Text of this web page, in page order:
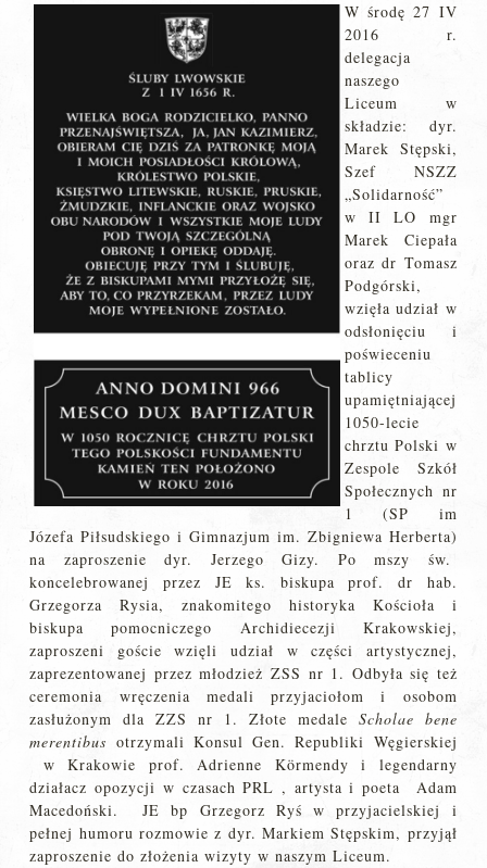
W środę 27 IV
2016 r.
delegacja
naszego
Liceum w
składzie: dyr.
Marek Stępski,
Szef NSZZ
„Solidarność”
w II LO mgr
Marek Ciepała
oraz dr Tomasz
Podgórski,
wzięła udział w
odsłonięciu i
poświeceniu
tablicy
upamiętniającej
1050-lecie
chrztu Polski w
Zespole Szkół
Społecznych nr
1 (SP im
Józefa Piłsudskiego i Gimnazjum im. Zbigniewa Herberta)
na zaproszenie dyr. Jerzego Gizy. Po mszy św.
koncelebrowanej przez JE ks. biskupa prof. dr hab.
Grzegorza Rysia, znakomitego historyka Kościoła i
biskupa pomocniczego Archidiecezji Krakowskiej,
zaproszeni goście wzięli udział w części artystycznej,
zaprezentowanej przez młodzież ZSS nr 1. Odbyła się też
ceremonia wręczenia medali przyjaciołom i osobom
zasłużonym dla ZZS nr 1. Złote medale Scholae bene
merentibus otrzymali Konsul Gen. Republiki Węgierskiej
w Krakowie prof. Adrienne Körmendy i legendarny
działacz opozycji w czasach PRL , artysta i poeta Adam
Macedoński. JE bp Grzegorz Ryś w przyjacielskiej i
pełnej humoru rozmowie z dyr. Markiem Stępskim, przyjął
zaproszenie do złożenia wizyty w naszym Liceum.